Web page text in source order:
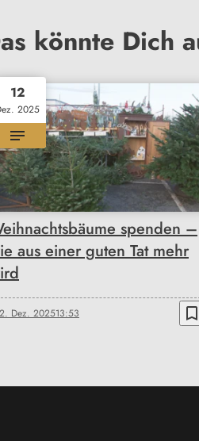
könnte Dich
12
2025
spenden –
aus einer guten Tat mehr
Dez. 202513:53 bookmark_border